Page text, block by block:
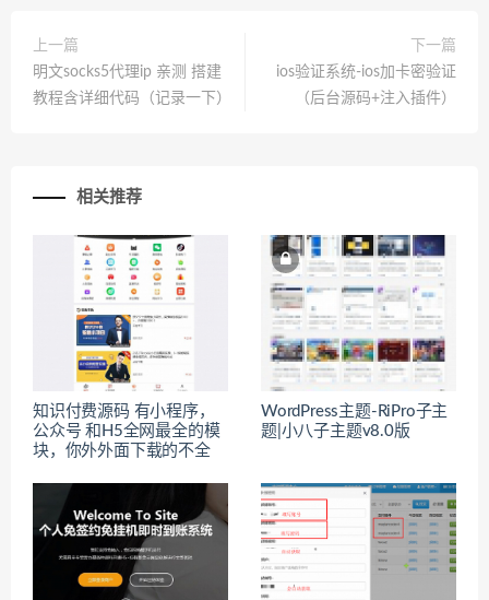
上一篇
明文socks5代理ip 亲测 搭建
教程含详细代码（记录一下）
下一篇
ios验证系统-ios加卡密验证
（后台源码+注入插件）
相关推荐
知识付费源码 有小程序，
公众号 和H5全网最全的模
块，你外外面下载的不全
WordPress主题-RiPro子主
题|小八子主题v8.0版